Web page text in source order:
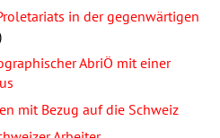
in der gegenwärtigen
AbriÖ mit einer
mit Bezug auf die Schweiz